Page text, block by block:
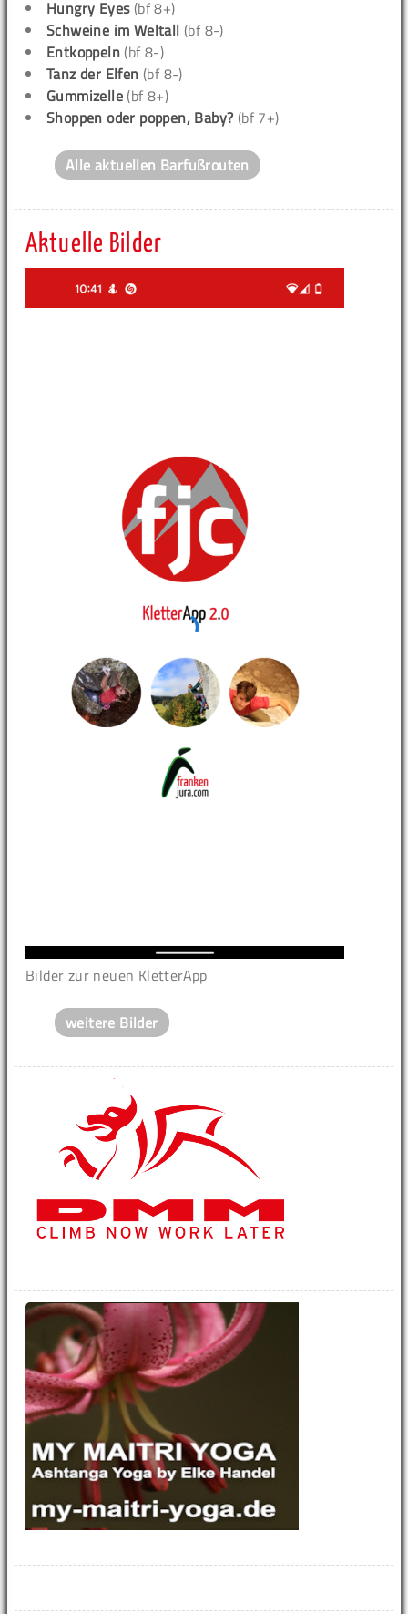
Hungry Eyes(bf 8+)
Schweine im Weltall (bf 8-)
Entkoppeln (bf 8-)
Tanz der Elfen (bf 8-)
Gummizelle (bf 8+)
Shoppen oder poppen, Baby? (bf 7+)
Alle aktuellen Barfußrouten
Aktuelle Bilder
Bilder zur neuen KletterApp
weitere Bilder